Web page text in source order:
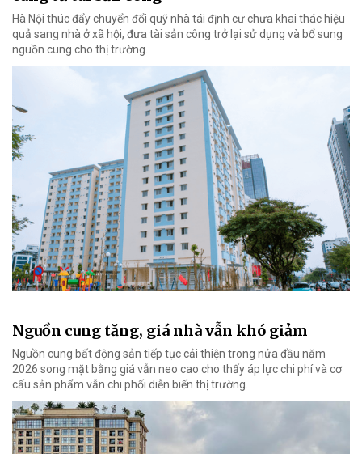
Hà Nội thúc đẩy chuyển đổi quỹ nhà tái định cư chưa khai thác hiệu
quả sang nhà ở xã hội, đưa tài sản công trở lại sử dụng và bổ sung
nguồn cung cho thị trường.
Nguồn cung tăng, giá nhà vẫn khó giảm
Nguồn cung bất động sản tiếp tục cải thiện trong nửa đầu năm
2026 song mặt bằng giá vẫn neo cao cho thấy áp lực chi phí và cơ
cấu sản phẩm vẫn chi phối diễn biến thị trường.